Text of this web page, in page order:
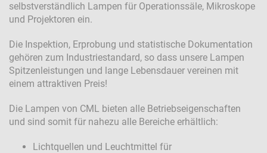
selbstverständlich Lampen für Operationssäle, Mikroskope
und Projektoren ein.
Die Inspektion, Erprobung und statistische Dokumentation
gehören zum Industriestandard, so dass unsere Lampen
Spitzenleistungen und lange Lebensdauer vereinen mit
einem attraktiven Preis!
Die Lampen von CML bieten alle Betriebseigenschaften
und sind somit für nahezu alle Bereiche erhältlich:
Lichtquellen und Leuchtmittel für